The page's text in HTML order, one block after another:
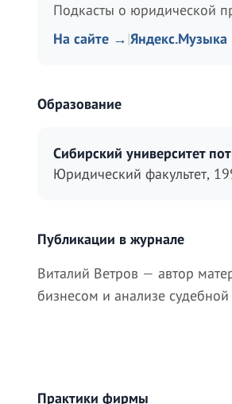
Подкасты о юридической
На сайте → |
Образование
Сибирский университет
Юридический факультет,
Публикации в журнале
Виталий Ветров — автор
бизнесом и анализе судебной
Практики фирмы